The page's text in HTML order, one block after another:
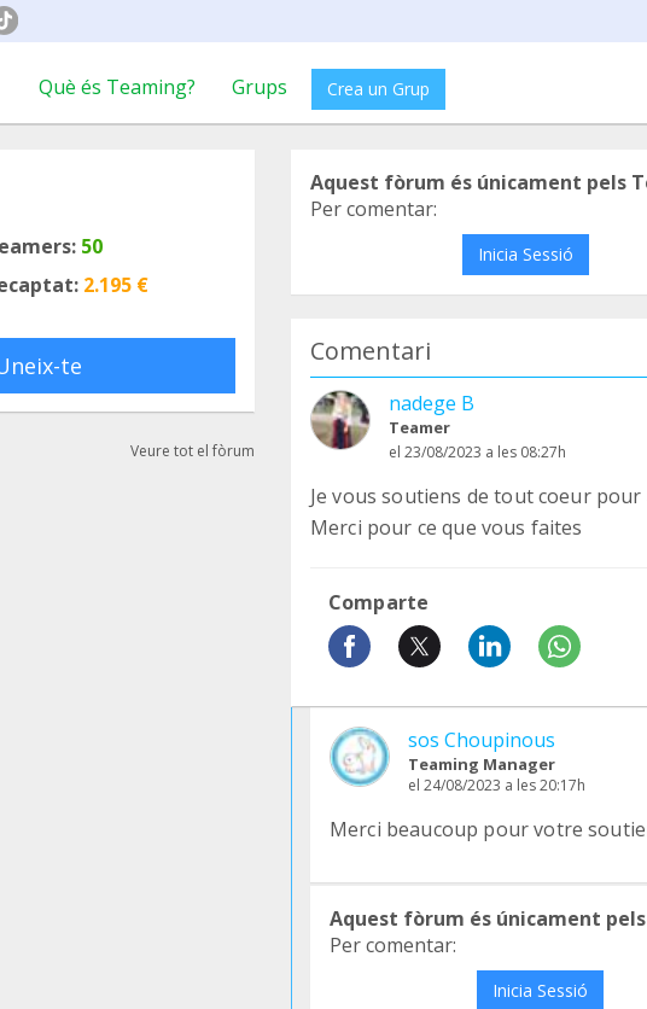
Què és Teaming? Grups Crea un Grup
50
2.195 €
te
Veure tot el fòrum
Aquest fòrum és únicament pels
Per comentar:
Inicia Sessió
Comentari
nadege B
Teamer
el 23/08/2023 a les 08:27h
Je vous soutiens de tout coeur
Merci pour ce que vous faites
Comparte
sos Choupinous
Teaming Manager
el 24/08/2023 a les 20:17h
Merci beaucoup pour votre
Aquest fòrum és únicament
Per comentar:
Inicia Sessió